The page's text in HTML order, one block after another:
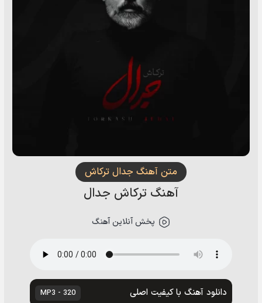
متن آهنگ جدال ترکاش
آهنگ ترکاش جدال
پخش آنلاین آهنگ
دانلود آهنگ با کیفیت اصلی 320 - MP3